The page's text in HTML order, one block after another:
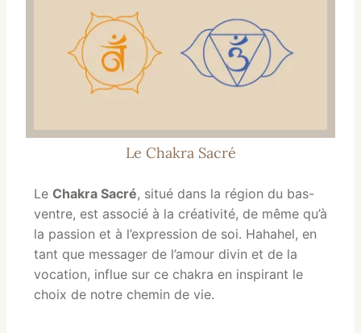
Le Chakra Sacré
Le Chakra Sacré, situé dans la région du bas-
ventre, est associé à la créativité, de même qu’à
la passion et à l’expression de soi. Hahahel, en
tant que messager de l’amour divin et de la
vocation, influe sur ce chakra en inspirant le
choix de notre chemin de vie.